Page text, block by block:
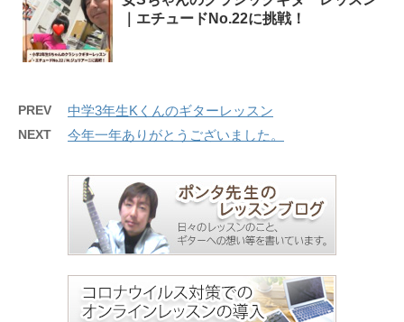
｜エチュードNo.22に挑戦！
PREV 中学3年生Kくんのギターレッスン
NEXT 今年一年ありがとうございました。